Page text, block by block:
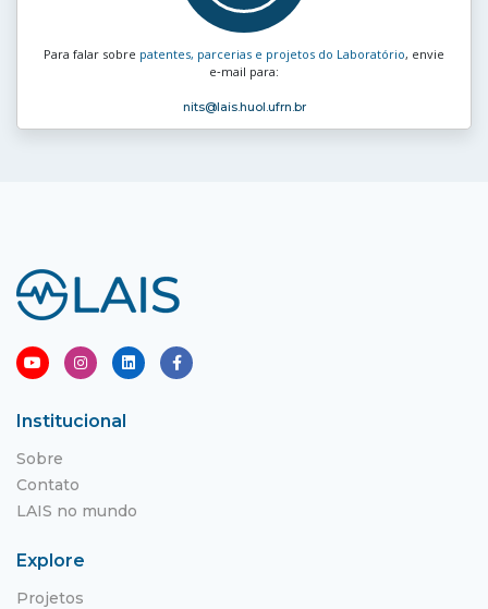
Para falar sobre patentes, parcerias e projetos do Laboratório, envie
e‑mail para:
nits@lais.huol.ufrn.br
Institucional
Sobre
Contato
LAIS no mundo
Explore
Projetos